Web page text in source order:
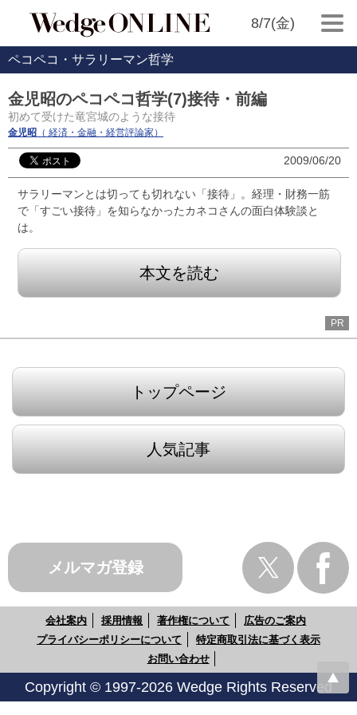
8/7(金)
ペコペコ・サラリーマン哲学
金児昭のペコペコ哲学(7)接待・前編
初めて受けた竜宮城のような接待
金児昭 （ 経済・金融・経営評論家）
2009/06/20
サラリーマンとは切っても切れない「接待」。経理・財務一筋
で「すごい接待」を知らなかったカネコさんの面白体験談と
は。
本文を読む
PR
トップページ
人気記事
メルマガ登録
会社案内 採用情報 著作権について
広告のご案内
プライバシーポリシーについて
特定商取引法に基づく表示
お問い合わせ
Copyright © 1997-2026 Wedge Rights Reserved